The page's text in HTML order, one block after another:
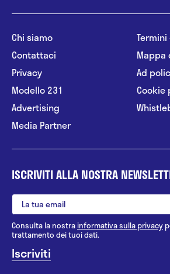
Chi siamo
Contattaci
Privacy
Modello 231
Advertising
Media Partner
Mappa
Ad
Cookie
ISCRIVITI ALLA NOSTRA
Consulta la nostrainformativa sulla privacy
trattamento dei tuoi dati.